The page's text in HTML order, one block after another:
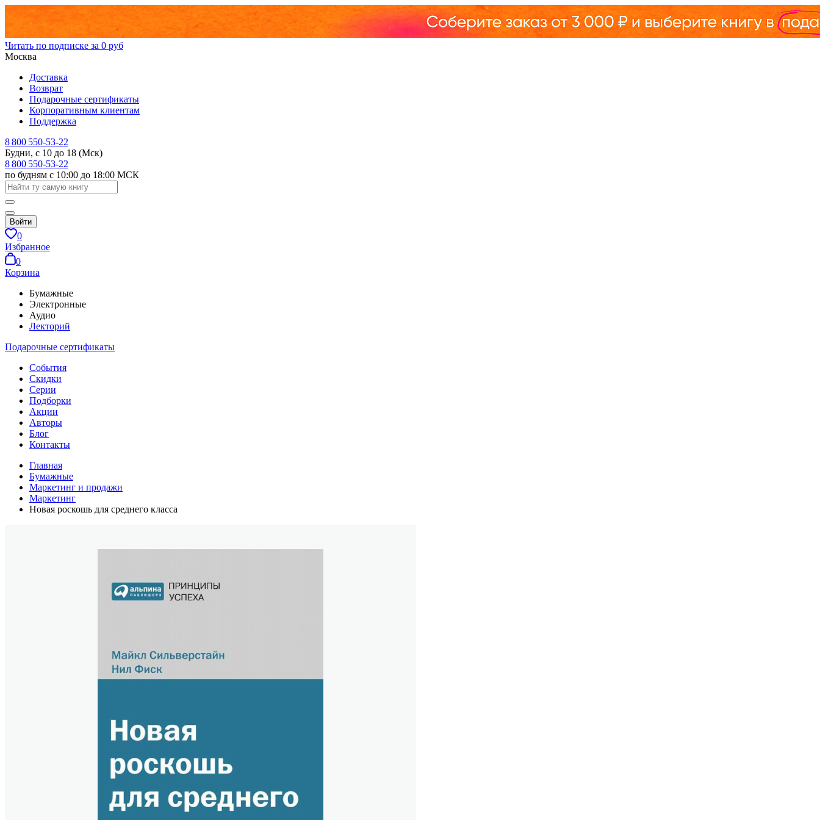
Читать по подписке за 0 руб
Москва
Доставка
Возврат
Подарочные сертификаты
Корпоративным клиентам
Поддержка
8 800 550-53-22
Будни, с 10 до 18 (Мск)
8 800 550-53-22
по будням с 10:00 до 18:00 МСК
Войти
0
Избранное
0
Корзина
Бумажные
Электронные
Аудио
Лекторий
Подарочные сертификаты
События
Скидки
Серии
Подборки
Акции
Авторы
Блог
Контакты
Главная
Бумажные
Маркетинг и продажи
Маркетинг
Новая роскошь для среднего класса